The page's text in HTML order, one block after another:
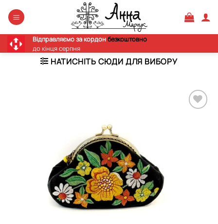
Відправляємо за кордонбезкоштовно
до кінця серпня
НАТИСНІТЬ СЮДИ ДЛЯ ВИБОРУ